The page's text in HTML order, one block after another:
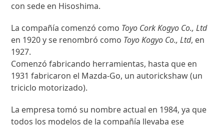
con sede en Hisoshima.
La compañía comenzó como Toyo Cork Kogyo Co., Ltd
en 1920 y se renombró como Toyo Kogyo Co., Ltd, en
1927.
Comenzó fabricando herramientas, hasta que en
1931 fabricaron el Mazda-Go, un autorickshaw (un
triciclo motorizado).
La empresa tomó su nombre actual en 1984, ya que
todos los modelos de la compañía llevaba ese